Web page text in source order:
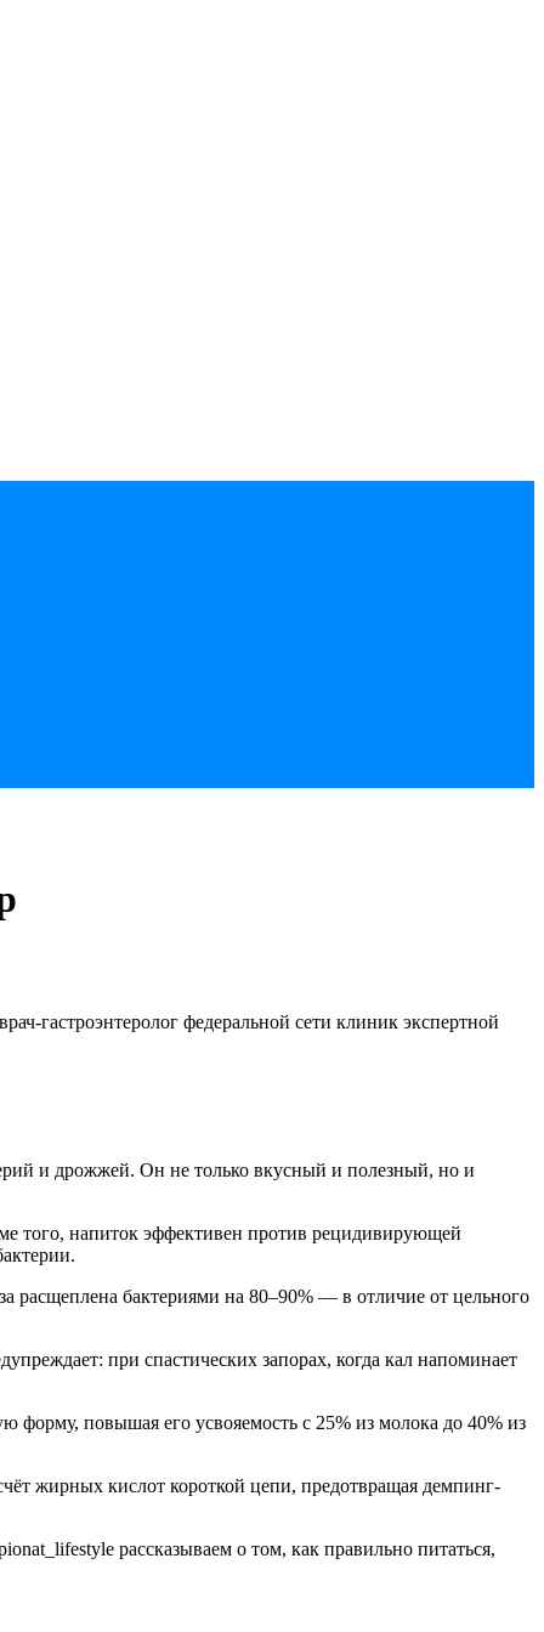
гастроэнтеролог федеральной сети клиник экспертной
и дрожжей. Он не только вкусный и полезный, но и
того, напиток эффективен против рецидивирующей
расщеплена бактериями на 80–90% — в отличие от цельного
при спастических запорах, когда кал напоминает
повышая его усвояемость с 25% из молока до 40% из
жирных кислот короткой цепи, предотвращая демпинг-
рассказываем о том, как правильно питаться,